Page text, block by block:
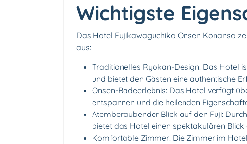
Wichtigste
Das Hotel Fujikawaguchiko Onsen Konanso
aus:
Traditionelles Ryokan-Design: Das Hotel
und bietet den Gästen eine authentische
Onsen-Badeerlebnis: Das Hotel verfügt
entspannen und die heilenden
Atemberaubender Blick auf den Fuji:
bietet das Hotel einen spektakulären
Komfortable Zimmer: Die Zimmer im